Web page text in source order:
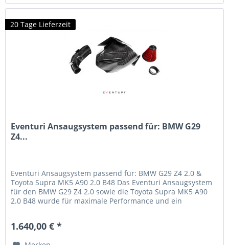
20 Tage Lieferzeit
Eventuri Ansaugsystem passend für: BMW G29
Z4...
Eventuri Ansaugsystem passend für: BMW G29 Z4 2.0 &
Toyota Supra MK5 A90 2.0 B48 Das Eventuri Ansaugsystem
für den BMW G29 Z4 2.0 sowie die Toyota Supra MK5 A90
2.0 B48 wurde für maximale Performance und ein
1.640,00 € *